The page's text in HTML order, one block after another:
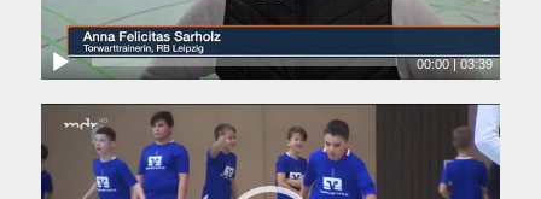
00:00 |03:39